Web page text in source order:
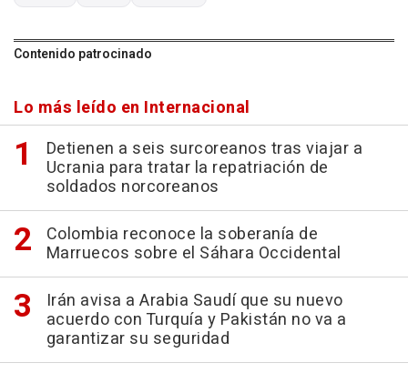
Contenido patrocinado
Lo más leído en Internacional
Detienen a seis surcoreanos tras viajar a
Ucrania para tratar la repatriación de
soldados norcoreanos
Colombia reconoce la soberanía de
Marruecos sobre el Sáhara Occidental
Irán avisa a Arabia Saudí que su nuevo
acuerdo con Turquía y Pakistán no va a
garantizar su seguridad